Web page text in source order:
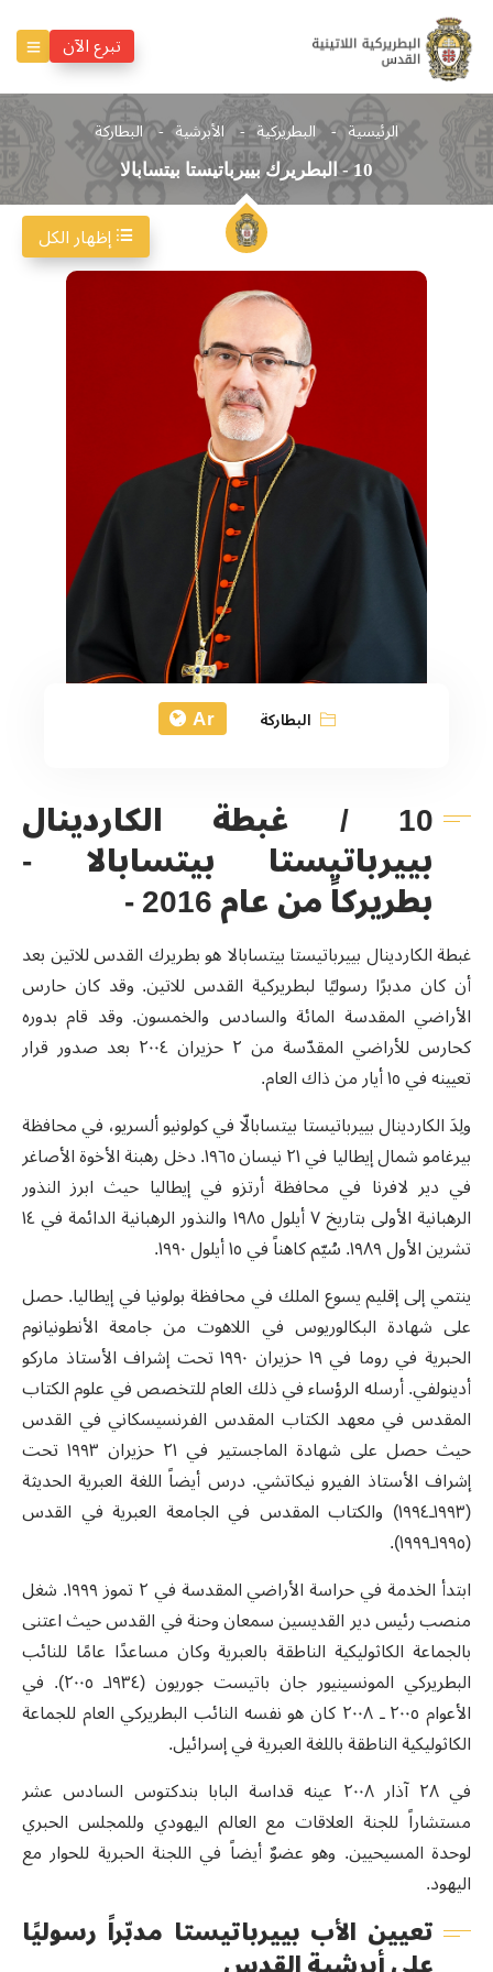
تبرع الآن
الرئيسية البطريركية الأبرشية البطاركة
10 - البطريرك بييرباتيستا بيتسابالا
البطاركة Ar
10 / غبطة الكاردينال
بييرباتيستا بيتسابالا -
بطريركاً من عام 2016 -
غبطة الكاردينال بييرباتيستا بيتسابالا هو بطريرك القدس للاتين بعد
أن كان مدبرًا رسوليًا لبطريركية القدس للاتين. وقد كان حارس
الأراضي المقدسة المائة والسادس والخمسون. وقد قام بدوره
كحارس للأراضي المقدّسة من ٢ حزيران ٢٠٠٤ بعد صدور قرار
تعيينه في ١٥ أيار من ذاك العام.
ولِدَ الكاردينال بييرباتيستا بيتسابالّا في كولونيو ألسريو، في محافظة
بيرغامو شمال إيطاليا في ٢١ نيسان ١٩٦٥. دخل رهبنة الأخوة الأصاغر
في دير لافرنا في محافظة أرتزو في إيطاليا حيث ابرز النذور
الرهبانية الأولى بتاريخ ٧ أيلول ١٩٨٥ والنذور الرهبانية الدائمة في ١٤
تشرين الأول ١٩٨٩. سُيّم كاهناً في ١٥ أيلول ١٩٩٠.
ينتمي إلى إقليم يسوع الملك في محافظة بولونيا في إيطاليا. حصل
على شهادة البكالوريوس في اللاهوت من جامعة الأنطونيانوم
الحبرية في روما في ١٩ حزيران ١٩٩٠ تحت إشراف الأستاذ ماركو
أدينولفي. أرسله الرؤساء في ذلك العام للتخصص في علوم الكتاب
المقدس في معهد الكتاب المقدس الفرنسيسكاني في القدس
حيث حصل على شهادة الماجستير في ٢١ حزيران ١٩٩٣ تحت
إشراف الأستاذ الفيرو نيكاتشي. درس أيضاً اللغة العبرية الحديثة
(١٩٩٣ـ١٩٩٤) والكتاب المقدس في الجامعة العبرية في القدس
(١٩٩٥ـ١٩٩٩).
ابتدأ الخدمة في حراسة الأراضي المقدسة في ٢ تموز ١٩٩٩. شغل
منصب رئيس دير القديسين سمعان وحنة في القدس حيث اعتنى
بالجماعة الكاثوليكية الناطقة بالعبرية وكان مساعدًا عامًا للنائب
البطريركي المونسينيور جان باتيست جوريون (١٩٣٤ـ ٢٠٠٥). في
الأعوام ٢٠٠٥ ـ ٢٠٠٨ كان هو نفسه النائب البطريركي العام للجماعة
الكاثوليكية الناطقة باللغة العبرية في إسرائيل.
في ٢٨ آذار ٢٠٠٨ عينه قداسة البابا بندكتوس السادس عشر
مستشاراً للجنة العلاقات مع العالم اليهودي وللمجلس الحبري
لوحدة المسيحيين. وهو عضوٌ أيضاً في اللجنة الحبرية للحوار مع
اليهود.
تعيين الأب بييرباتيستا مدبّراً رسوليًا
إظهار الكل